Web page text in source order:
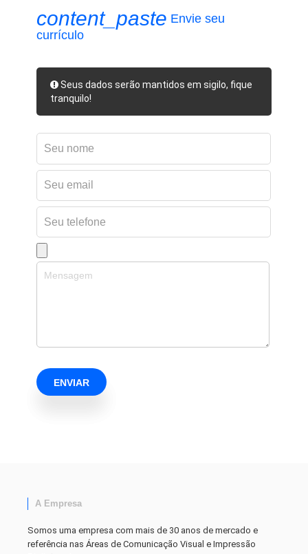
content_paste Envie seu
currículo
Seus dados serão mantidos em sigilo, fique
tranquilo!
A Empresa
Somos uma empresa com mais de 30 anos de mercado e
referência nas Áreas de Comunicação Visual e Impressão